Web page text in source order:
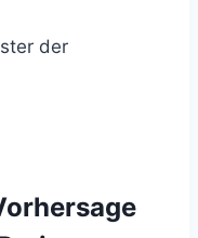
der